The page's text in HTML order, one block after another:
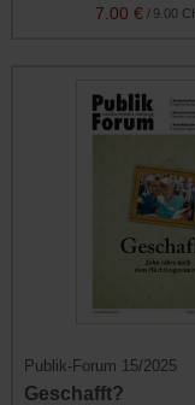
9.00
/
7.00 €
Publik-Forum 15/2025
Geschafft?